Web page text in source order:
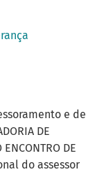
e de
DE
ENCONTRO DE
do assessor